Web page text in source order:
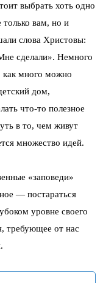
выбрать хоть одно
только вам, но и
слова Христовы:
сделали». Немного
как много можно
дом,
что-то полезное
в то, чем живут
множество идей.
«заповеди»
— постараться
уровне своего
требующее от нас